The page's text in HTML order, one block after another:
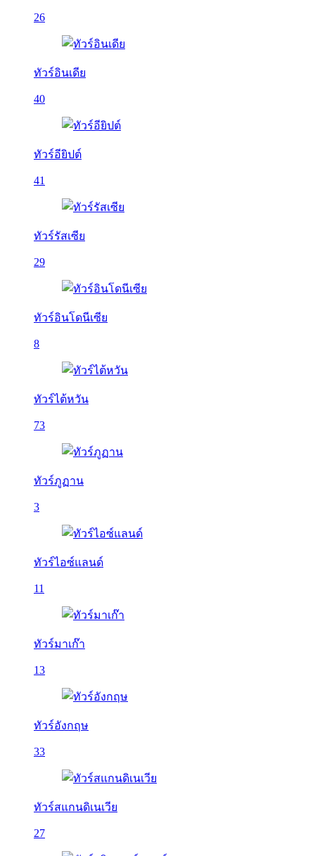
26
ทัวร์อินเดีย
40
ทัวร์อียิปต์
41
ทัวร์รัสเซีย
29
ทัวร์อินโดนีเซีย
8
ทัวร์ไต้หวัน
73
ทัวร์ภูฏาน
3
ทัวร์ไอซ์แลนด์
11
ทัวร์มาเก๊า
13
ทัวร์อังกฤษ
33
ทัวร์สแกนดิเนเวีย
27